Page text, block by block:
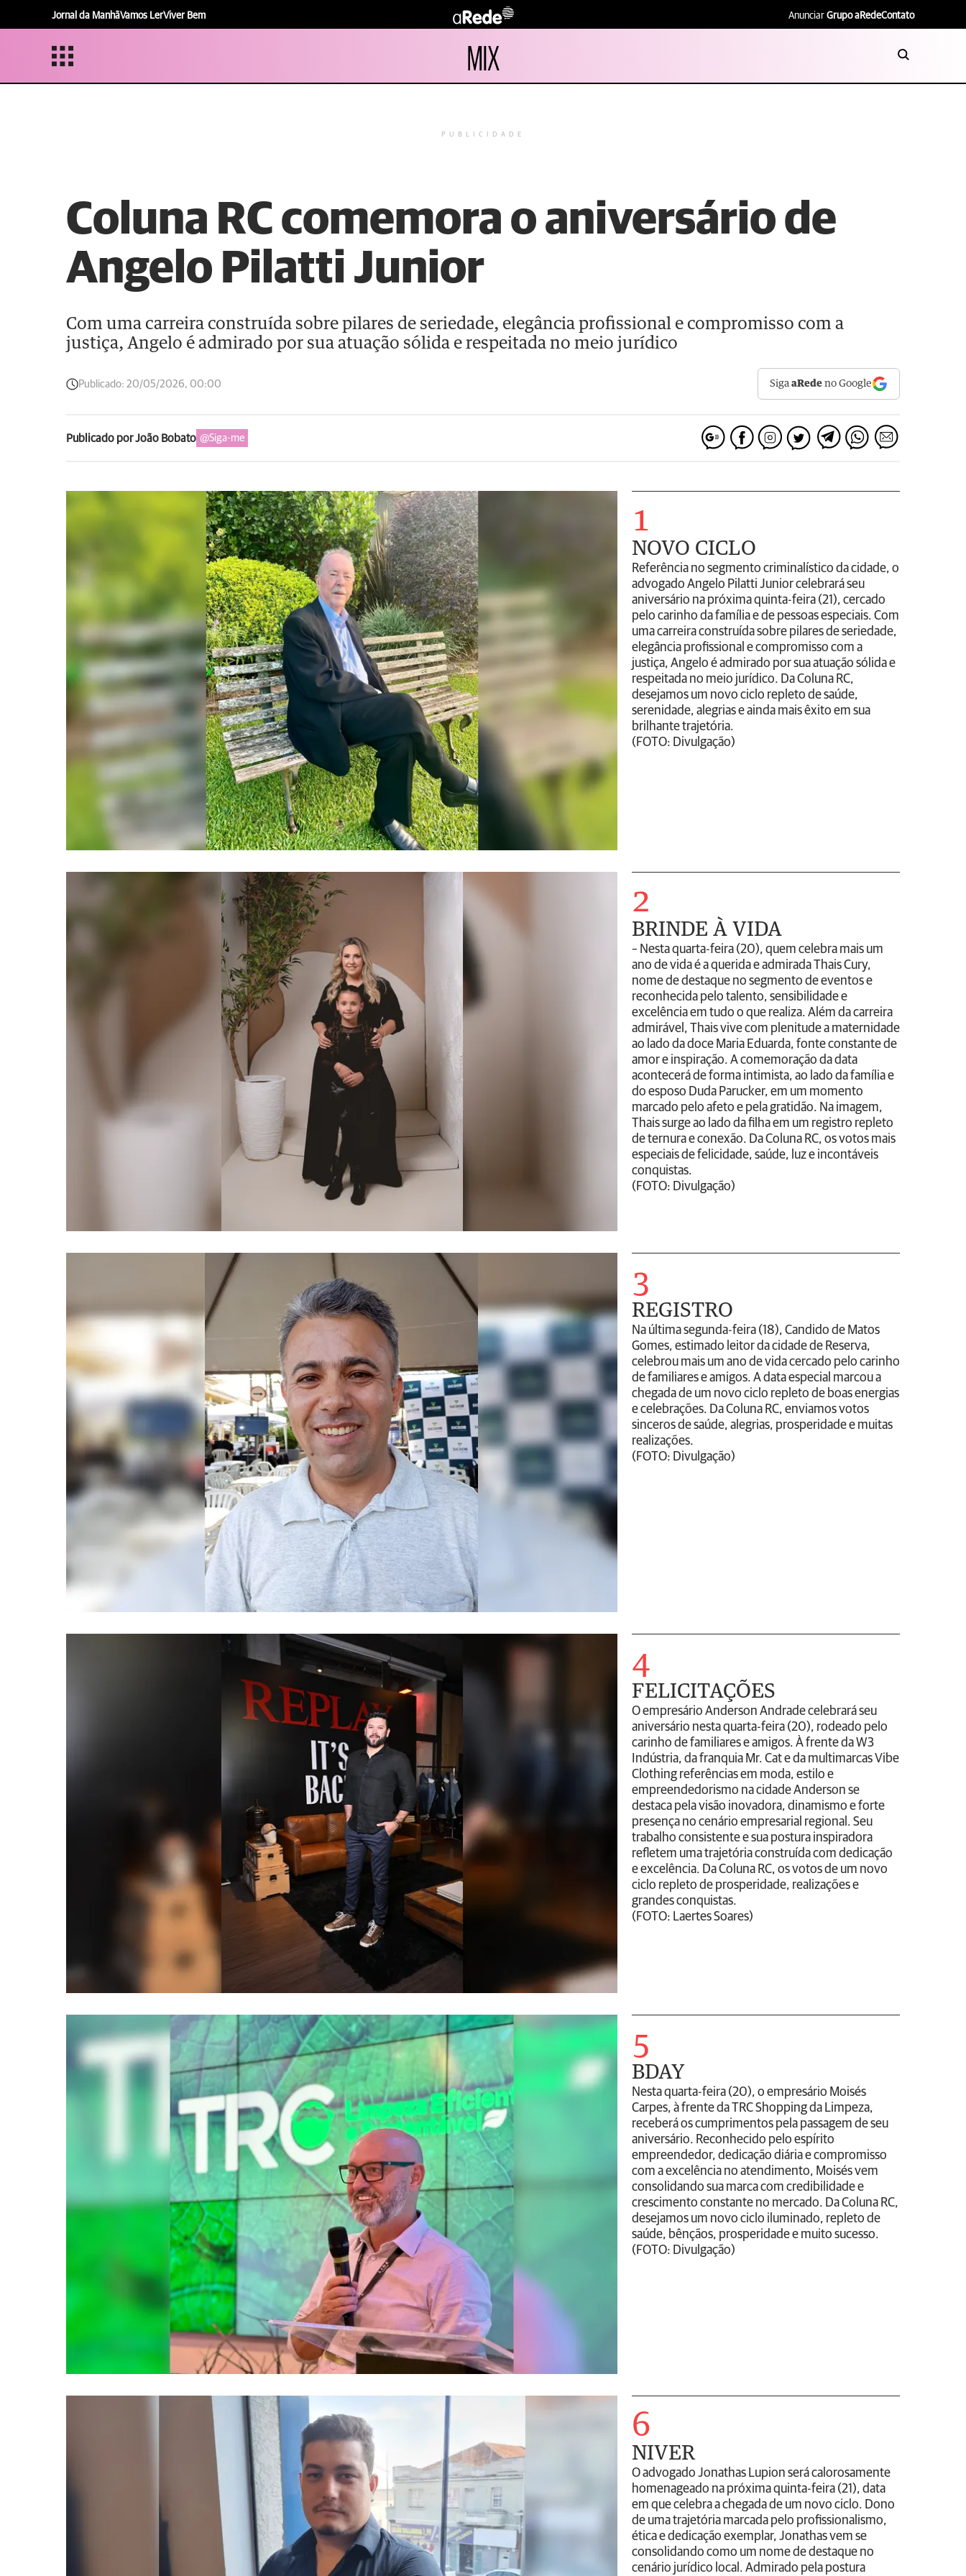
Jornal da ManhãVamos LerViver Bem Anunciar Grupo aRedeContato
MIX
PUBLICIDADE
Coluna RC comemora o aniversário de
Angelo Pilatti Junior
Com uma carreira construída sobre pilares de seriedade, elegância profissional e compromisso com a
justiça, Angelo é admirado por sua atuação sólida e respeitada no meio jurídico
Publicado: 20/05/2026, 00:00 Siga aRede no Google
Publicado por João Bobato @Siga-me
1
NOVO CICLO
Referência no segmento criminalístico da cidade, o
advogado Angelo Pilatti Junior celebrará seu
aniversário na próxima quinta-feira (21), cercado
pelo carinho da família e de pessoas especiais. Com
uma carreira construída sobre pilares de seriedade,
elegância profissional e compromisso com a
justiça, Angelo é admirado por sua atuação sólida e
respeitada no meio jurídico. Da Coluna RC,
desejamos um novo ciclo repleto de saúde,
serenidade, alegrias e ainda mais êxito em sua
brilhante trajetória.
(FOTO: Divulgação)
2
BRINDE À VIDA
– Nesta quarta-feira (20), quem celebra mais um
ano de vida é a querida e admirada Thais Cury,
nome de destaque no segmento de eventos e
reconhecida pelo talento, sensibilidade e
excelência em tudo o que realiza. Além da carreira
admirável, Thais vive com plenitude a maternidade
ao lado da doce Maria Eduarda, fonte constante de
amor e inspiração. A comemoração da data
acontecerá de forma intimista, ao lado da família e
do esposo Duda Parucker, em um momento
marcado pelo afeto e pela gratidão. Na imagem,
Thais surge ao lado da filha em um registro repleto
de ternura e conexão. Da Coluna RC, os votos mais
especiais de felicidade, saúde, luz e incontáveis
conquistas.
(FOTO: Divulgação)
3
REGISTRO
Na última segunda-feira (18), Candido de Matos
Gomes, estimado leitor da cidade de Reserva,
celebrou mais um ano de vida cercado pelo carinho
de familiares e amigos. A data especial marcou a
chegada de um novo ciclo repleto de boas energias
e celebrações. Da Coluna RC, enviamos votos
sinceros de saúde, alegrias, prosperidade e muitas
realizações.
(FOTO: Divulgação)
4
FELICITAÇÕES
O empresário Anderson Andrade celebrará seu
aniversário nesta quarta-feira (20), rodeado pelo
carinho de familiares e amigos. À frente da W3
Indústria, da franquia Mr. Cat e da multimarcas Vibe
Clothing referências em moda, estilo e
empreendedorismo na cidade Anderson se
destaca pela visão inovadora, dinamismo e forte
presença no cenário empresarial regional. Seu
trabalho consistente e sua postura inspiradora
refletem uma trajetória construída com dedicação
e excelência. Da Coluna RC, os votos de um novo
ciclo repleto de prosperidade, realizações e
grandes conquistas.
(FOTO: Laertes Soares)
5
BDAY
Nesta quarta-feira (20), o empresário Moisés
Carpes, à frente da TRC Shopping da Limpeza,
receberá os cumprimentos pela passagem de seu
aniversário. Reconhecido pelo espírito
empreendedor, dedicação diária e compromisso
com a excelência no atendimento, Moisés vem
consolidando sua marca com credibilidade e
crescimento constante no mercado. Da Coluna RC,
desejamos um novo ciclo iluminado, repleto de
saúde, bênçãos, prosperidade e muito sucesso.
(FOTO: Divulgação)
6
NIVER
O advogado Jonathas Lupion será calorosamente
homenageado na próxima quinta-feira (21), data
em que celebra a chegada de um novo ciclo. Dono
de uma trajetória marcada pelo profissionalismo,
ética e dedicação exemplar, Jonathas vem se
consolidando como um nome de destaque no
cenário jurídico local. Admirado pela postura